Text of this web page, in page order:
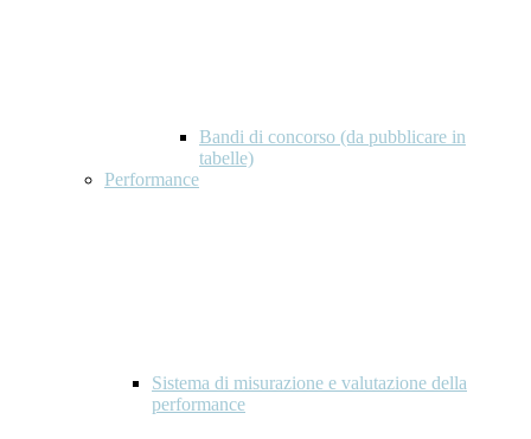
Bandi di concorso (da pubblicare in
tabelle)
Performance
Sistema di misurazione e valutazione della
performance